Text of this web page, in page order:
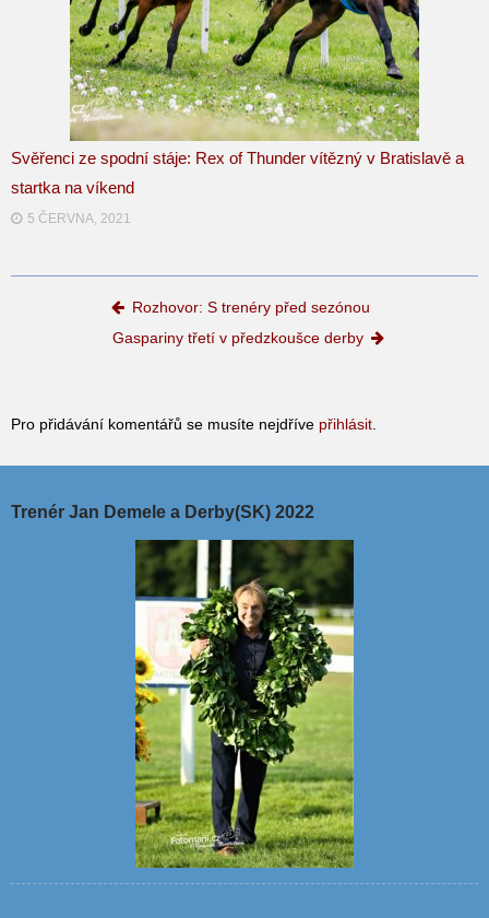
Svěřenci ze spodní stáje: Rex of Thunder vítězný v Bratislavě a
startka na víkend
5 ČERVNA, 2021
Post navigation
Rozhovor: S trenéry před sezónou
Gaspariny třetí v předzkoušce derby
Pro přidávání komentářů se musíte nejdříve přihlásit.
Trenér Jan Demele a Derby(SK) 2022